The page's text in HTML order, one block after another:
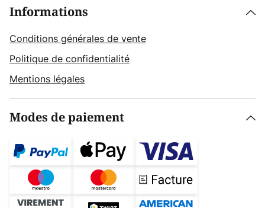
Informations
Conditions générales de vente
Politique de confidentialité
Mentions légales
Modes de paiement